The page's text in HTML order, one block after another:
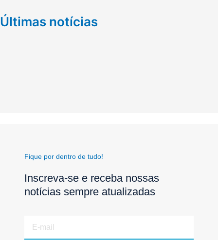
Últimas notícias
Fique por dentro de tudo!
Inscreva-se e receba nossas
notícias sempre atualizadas
mail